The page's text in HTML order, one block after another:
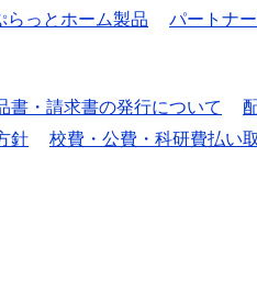
らっとホーム製品 パートナ
書・請求書の発行について
針 校費・公費・科研費払い